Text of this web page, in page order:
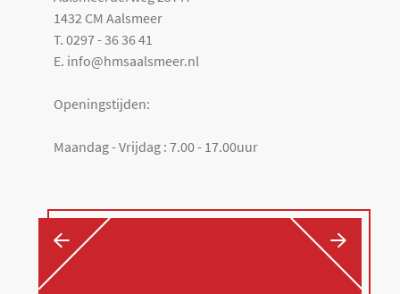
1432 CM Aalsmeer
T. 0297 - 36 36 41
E. info@hmsaalsmeer.nl
Openingstijden:
Maandag - Vrijdag : 7.00 - 17.00uur
← →